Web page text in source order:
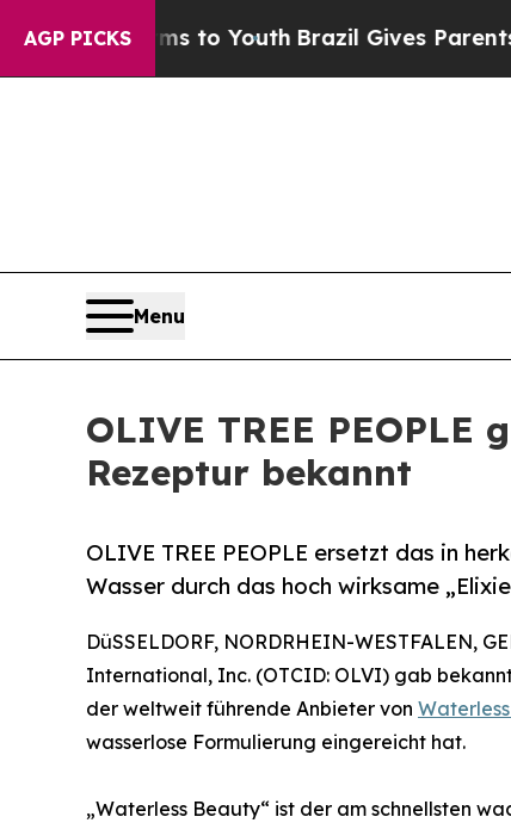
AGP PICKS
to Youth Brazil Gives Parents Social
Menu
OLIVE TREE
Rezeptur bekannt
OLIVE TREE PEOPLE ersetzt das in
Wasser durch das hoch wirksame
DüSSELDORF, NORDRHEIN-WESTFALEN,
International, Inc. (OTCID: OLVI) gab
der weltweit führende Anbieter von
wasserlose Formulierung eingereicht hat.
„Waterless Beauty“ ist der am schnellsten